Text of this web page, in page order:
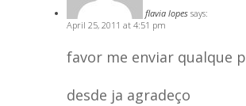
flavia lopes says:
April 25, 2011 at 4:51 pm
favor me enviar qualque
desde ja agradeço